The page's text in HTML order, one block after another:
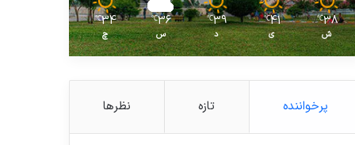
38
℃
ش
41
℃
ی
39
℃
د
36
℃
س
34
℃
چ
پرخواننده تازه نظرها